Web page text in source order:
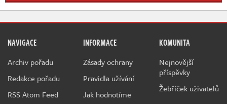
NAVIGACE
Archiv pořadu
Redakce pořadu
RSS Atom Feed
INFORMACE
Zásady ochrany
Pravidla užívání
Jak hodnotíme
KOMUNITA
Nejnovější
příspěvky
Žebříček uživatelů